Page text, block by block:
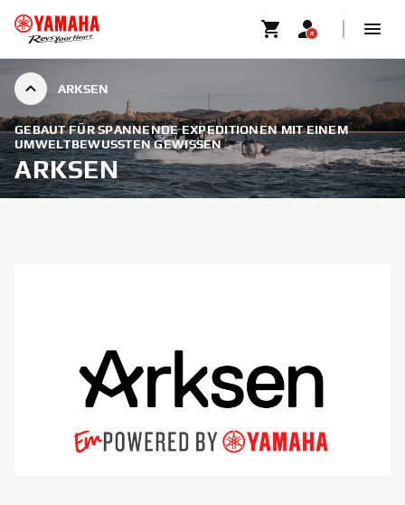
ARKSEN
GEBAUT FÜR SPANNENDE EXPEDITIONEN MIT EINEM
UMWELTBEWUSSTEN GEWISSEN
ARKSEN